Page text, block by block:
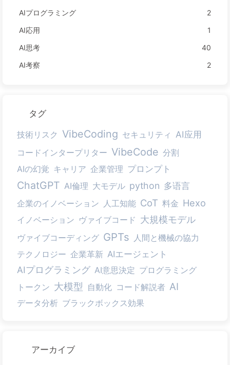
AIプログラミング
2
AI応用
1
AI思考
40
AI考察
2
タグ
技術リスク VibeCoding セキュリティ AI应用
コードインタープリター VibeCode 分割
AIの幻覚 キャリア 企業管理 プロンプト
ChatGPT AI倫理 大モデル python 多语言
企業のイノベーション 人工知能 CoT 料金 Hexo
イノベーション ヴァイブコード 大規模モデル
ヴァイブコーディング GPTs
人間と機械の協力
テクノロジー 企業革新 AIエージェント
AIプログラミング AI意思決定 プログラミング
トークン 大模型 自動化 コード解説者 AI
データ分析 ブラックボックス効果
アーカイブ